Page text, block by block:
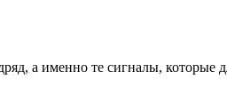
а именно те сигналы, которые